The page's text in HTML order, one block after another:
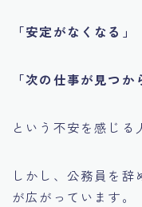
「安定がなくなる」
「次の仕事が見つか
という不安を感じる
しかし、公務員を
が広がっています。